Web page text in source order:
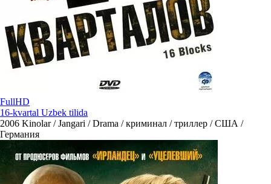
FullHD
16-kvartal Uzbek tilida
2006 Kinolar / Jangari / Drama / криминал / триллер / США /
Германия